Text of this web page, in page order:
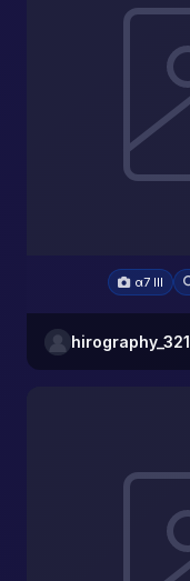
α7 III
hirography_321